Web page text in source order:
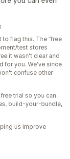
to flag this. The "free
test stores
it wasn't clear and
for you. We've since
confuse other
trial so you can
build-your-bundle,
us improve